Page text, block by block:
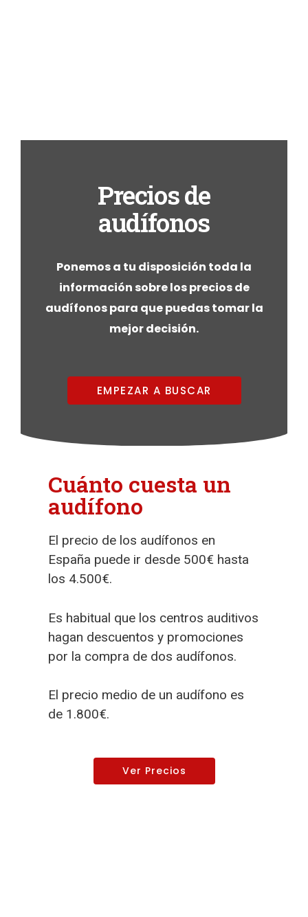
Precios de
audífonos
Ponemos a tu disposición toda la
información sobre los precios de
audífonos para que puedas tomar la
mejor decisión.
EMPEZAR A BUSCAR
Cuánto cuesta un
audífono
El precio de los audífonos en
España puede ir desde 500€ hasta
los 4.500€.
Es habitual que los centros auditivos
hagan descuentos y promociones
por la compra de dos audífonos.
El precio medio de un audífono es
de 1.800€.
Ver Precios